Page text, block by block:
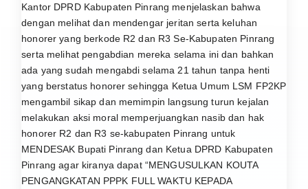
Kantor DPRD Kabupaten Pinrang menjelaskan bahwa
dengan melihat dan mendengar jeritan serta keluhan
honorer yang berkode R2 dan R3 Se-Kabupaten Pinrang
serta melihat pengabdian mereka selama ini dan bahkan
ada yang sudah mengabdi selama 21 tahun tanpa henti
yang berstatus honorer sehingga Ketua Umum LSM FP2KP
mengambil sikap dan memimpin langsung turun kejalan
melakukan aksi moral memperjuangkan nasib dan hak
honorer R2 dan R3 se-kabupaten Pinrang untuk
MENDESAK Bupati Pinrang dan Ketua DPRD Kabupaten
Pinrang agar kiranya dapat “MENGUSULKAN KOUTA
PENGANGKATAN PPPK FULL WAKTU KEPADA